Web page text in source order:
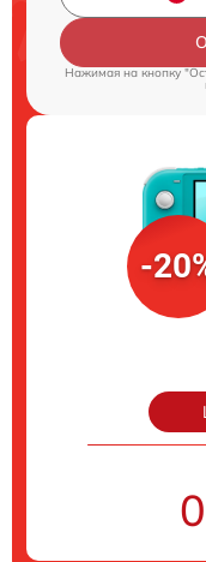
Нажимая на кнопку
-